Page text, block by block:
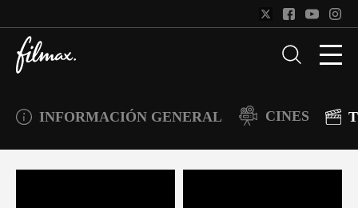
INFORMACIÓN GENERAL CINES